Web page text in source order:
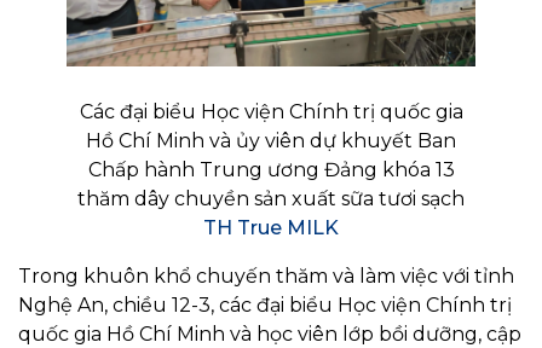
Các đại biểu Học viện Chính trị quốc gia
Hồ Chí Minh và ủy viên dự khuyết Ban
Chấp hành Trung ương Đảng khóa 13
thăm dây chuyền sản xuất sữa tươi sạch
TH True MILK
Trong khuôn khổ chuyến thăm và làm việc với tỉnh
Nghệ An, chiều 12-3, các đại biểu Học viện Chính trị
quốc gia Hồ Chí Minh và học viên lớp bồi dưỡng, cập